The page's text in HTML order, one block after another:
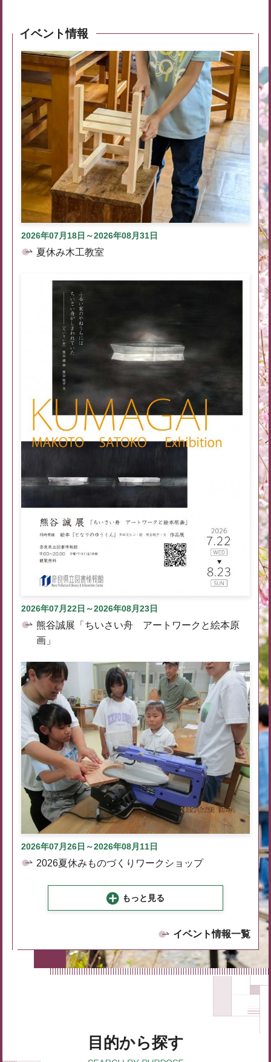
イベント情報
2026年07月18日～2026年08月31日
夏休み木工教室
2026年07月22日～2026年08月23日
熊谷誠展「ちいさい舟 アートワークと絵本原
画」
2026年07月26日～2026年08月11日
2026夏休みものづくりワークショップ
もっと見る
イベント情報一覧
目的から探す